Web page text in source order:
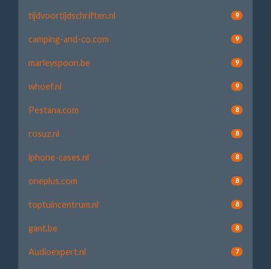
tijdvoortijdschriften.nl 9
camping-and-co.com 9
marleyspoon.be 9
whoef.nl 9
Pestana.com 8
rosuz.nl 8
iphone-cases.nl 8
oneplus.com 8
toptuincentrum.nl 8
gant.be 8
Audioexpert.nl 7